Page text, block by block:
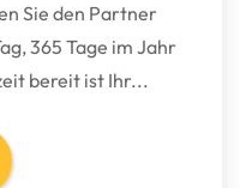
Sie den Partner
365 Tage im Jahr
bereit ist Ihr...